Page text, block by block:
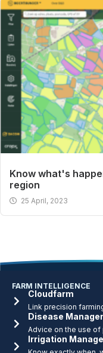
Know what's
region
25 April, 2023
FARM INTELLIGENCE
Cloudfarm
Link precision
Disease
Advice on the use
Irrigation